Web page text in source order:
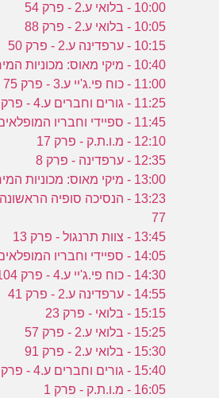
10:00 - בלואי ע.2 - פרק 54
10:05 - בלואי ע.2 - פרק 88
10:15 - ערפדינה ע.2 - פרק 50
10:40 - מיקי מאוס: מכוניות המירוץ - פרק 17
11:00 - כוח פי.ג'יי ע.3 - פרק 75
11:25 - גורים וחברים ע.4 - פרק 84
11:45 - ספיידי וחבריו המופלאים - פרק 5
12:10 - מ.ו.ת.ק - פרק 17
12:35 - ערפדינה - פרק 8
13:00 - מיקי מאוס: מכוניות המירוץ - פרק 17
77
13:45 - צוות תרנגול - פרק 13
14:05 - ספיידי וחבריו המופלאים - פרק 8
14:30 - כוח פי.ג'יי ע.4 - פרק 104
14:55 - ערפדינה ע.2 - פרק 41
15:15 - בלואי - פרק 23
15:25 - בלואי ע.2 - פרק 57
15:30 - בלואי ע.2 - פרק 91
15:40 - גורים וחברים ע.4 - פרק 85
16:05 - מ.ו.ת.ק - פרק 1